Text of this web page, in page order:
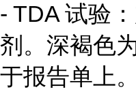
- TDA 试验
剂。深褐色
于报告单上。